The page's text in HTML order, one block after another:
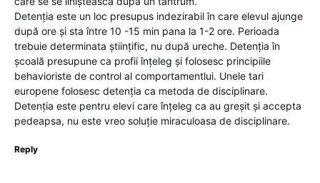
Detenția este un loc presupus indezirabil în care elevul ajunge
după ore și sta între 10 -15 min pana la 1-2 ore. Perioada
trebuie determinata științific, nu după ureche. Detenția în
școală presupune ca profii înțeleg și folosesc principiile
behavioriste de control al comportamentlui. Unele tari
europene folosesc detenția ca metoda de disciplinare.
Detenția este pentru elevi care înțeleg ca au greșit și accepta
pedeapsa, nu este vreo soluție miraculoasa de disciplinare.
Reply